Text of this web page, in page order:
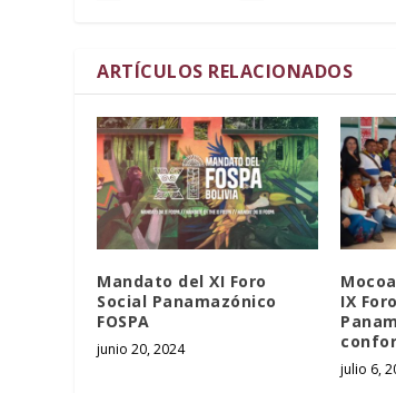
ARTÍCULOS RELACIONADOS
Mandato del XI Foro
Social Panamazónico
FOSPA
junio 20, 2024
IX
julio 6,